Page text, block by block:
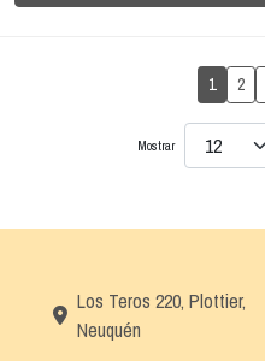
1 2
Mostrar
Los Teros 220, Plottier,
Neuquén